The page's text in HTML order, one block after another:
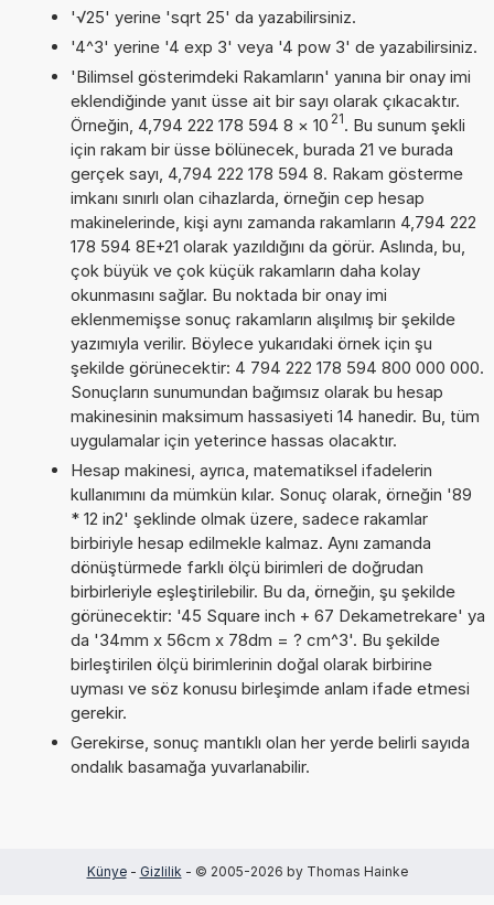
'√25' yerine 'sqrt 25' da yazabilirsiniz.
'4^3' yerine '4 exp 3' veya '4 pow 3' de yazabilirsiniz.
'Bilimsel gösterimdeki Rakamların' yanına bir onay imi
eklendiğinde yanıt üsse ait bir sayı olarak çıkacaktır.
Örneğin, 4,794 222 178 594 8 × 10 21. Bu sunum şekli
için rakam bir üsse bölünecek, burada 21 ve burada
gerçek sayı, 4,794 222 178 594 8. Rakam gösterme
imkanı sınırlı olan cihazlarda, örneğin cep hesap
makinelerinde, kişi aynı zamanda rakamların 4,794 222
178 594 8E+21 olarak yazıldığını da görür. Aslında, bu,
çok büyük ve çok küçük rakamların daha kolay
okunmasını sağlar. Bu noktada bir onay imi
eklenmemişse sonuç rakamların alışılmış bir şekilde
yazımıyla verilir. Böylece yukarıdaki örnek için şu
şekilde görünecektir: 4 794 222 178 594 800 000 000.
Sonuçların sunumundan bağımsız olarak bu hesap
makinesinin maksimum hassasiyeti 14 hanedir. Bu, tüm
uygulamalar için yeterince hassas olacaktır.
Hesap makinesi, ayrıca, matematiksel ifadelerin
kullanımını da mümkün kılar. Sonuç olarak, örneğin '89
* 12 in2' şeklinde olmak üzere, sadece rakamlar
birbiriyle hesap edilmekle kalmaz. Aynı zamanda
dönüştürmede farklı ölçü birimleri de doğrudan
birbirleriyle eşleştirilebilir. Bu da, örneğin, şu şekilde
görünecektir: '45 Square inch + 67 Dekametrekare' ya
da '34mm x 56cm x 78dm = ? cm^3'. Bu şekilde
birleştirilen ölçü birimlerinin doğal olarak birbirine
uyması ve söz konusu birleşimde anlam ifade etmesi
gerekir.
Gerekirse, sonuç mantıklı olan her yerde belirli sayıda
ondalık basamağa yuvarlanabilir.
Künye- Gizlilik - © 2005-2026 by Thomas Hainke